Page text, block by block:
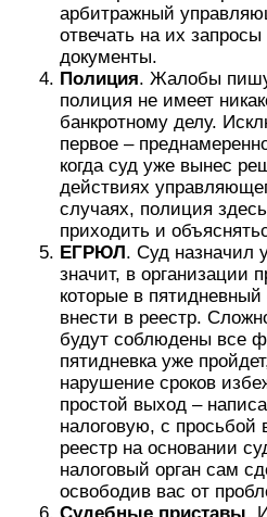
арбитражный
отвечать на их
документы.
Полиция. Жалобы
полиция не имеет
банкротному делу.
первое –
когда суд уже вынес
действиях
случаях, полиция
приходить и
ЕГРЮЛ. Суд назначил
значит, в организации
которые в
внести в реестр.
будут соблюдены все
пятидневка уже
нарушение сроков
простой выход –
налоговую, с просьбой
реестр на основании
налоговый орган сам
освободив вас от